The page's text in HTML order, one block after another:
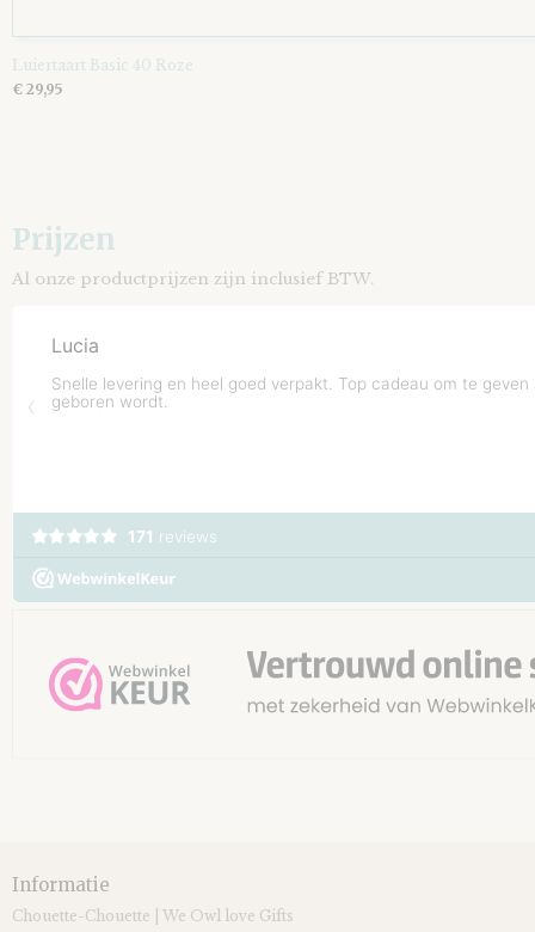
Luiertaart Basic 40 Roze
€ 29,95
Prijzen
Al onze productprijzen zijn inclusief BTW.
Informatie
Chouette-Chouette | We Owl love Gifts